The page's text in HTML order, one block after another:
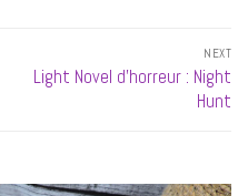
NEXT
Next
Light Novel d’horreur : Night
Hunt